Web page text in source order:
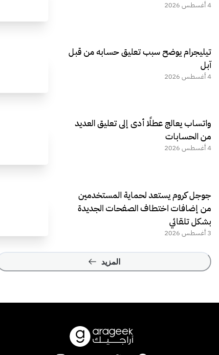
4 أغسطس 2026
تيليجرام يوضح سبب تعليق حسابه من قبل
آبل
4 أغسطس 2026
واتساب يعالج عطلًا أدى إلى تعليق العديد
من الحسابات
4 أغسطس 2026
جوجل كروم يستعد لحماية المستخدمين
من إضافات اختطاف الصفحات الجديدة
بشكل تلقائي
3 أغسطس 2026
المزيد